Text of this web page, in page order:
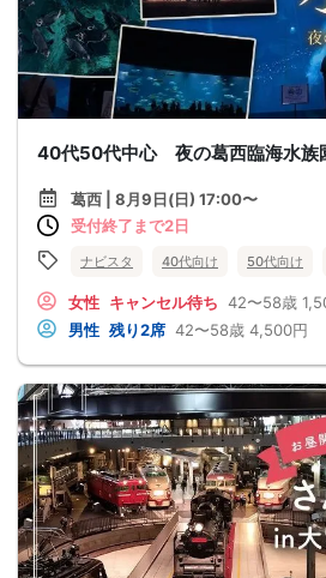
40代50代中心 夜の葛西臨海水族
葛西 | 8月9日(日) 17:00〜
受付終了まで2日
ナビスタ 40代向け 50代向け
女性 キャンセル待ち 42〜58歳
男性 残り2席 42〜58歳 4,500円